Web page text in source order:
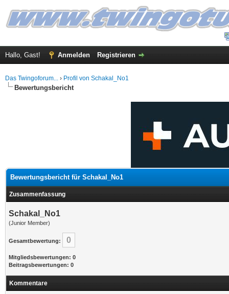
Hallo, Gast! Anmelden Registrieren
Das Twingoforum... › Profil von Schakal_No1
Bewertungsbericht
Bewertungsbericht für Schakal_No1
Zusammenfassung
Schakal_No1
(Junior Member)
Gesamtbewertung: 0
Mitgliedsbewertungen: 0
Beitragsbewertungen: 0
Kommentare